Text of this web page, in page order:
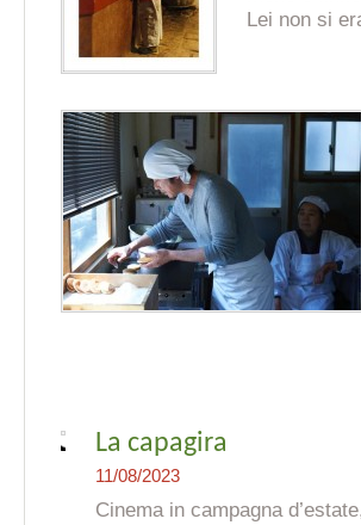
Lei non si
La capagira
11/08/2023
Cinema in campagna